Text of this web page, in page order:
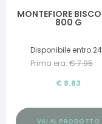
MONTEFIORE
800 G
Disponibile entro
Prima era: €7.95
€ 8.83
VAI AL PRODOTTO